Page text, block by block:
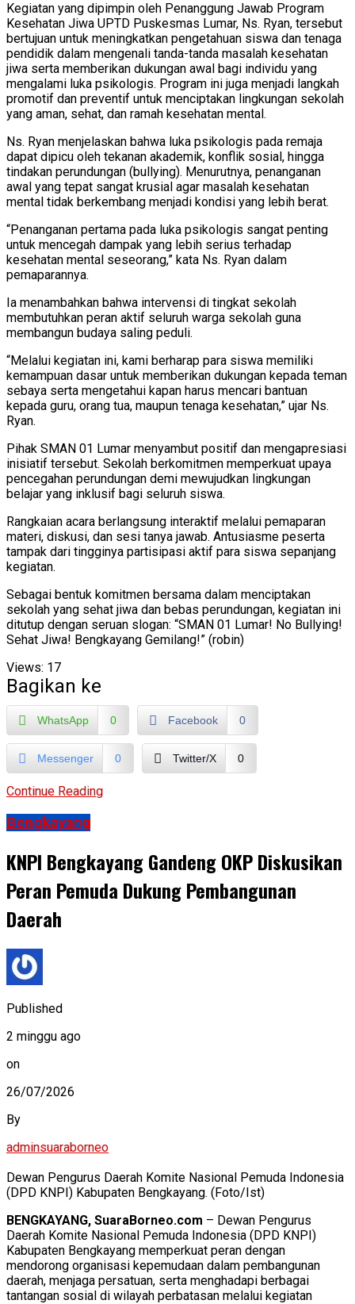
Kegiatan yang dipimpin oleh Penanggung Jawab Program
Kesehatan Jiwa UPTD Puskesmas Lumar, Ns. Ryan, tersebut
bertujuan untuk meningkatkan pengetahuan siswa dan tenaga
pendidik dalam mengenali tanda-tanda masalah kesehatan
jiwa serta memberikan dukungan awal bagi individu yang
mengalami luka psikologis. Program ini juga menjadi langkah
promotif dan preventif untuk menciptakan lingkungan sekolah
yang aman, sehat, dan ramah kesehatan mental.
Ns. Ryan menjelaskan bahwa luka psikologis pada remaja
dapat dipicu oleh tekanan akademik, konflik sosial, hingga
tindakan perundungan (bullying). Menurutnya, penanganan
awal yang tepat sangat krusial agar masalah kesehatan
mental tidak berkembang menjadi kondisi yang lebih berat.
“Penanganan pertama pada luka psikologis sangat penting
untuk mencegah dampak yang lebih serius terhadap
kesehatan mental seseorang,” kata Ns. Ryan dalam
pemaparannya.
Ia menambahkan bahwa intervensi di tingkat sekolah
membutuhkan peran aktif seluruh warga sekolah guna
membangun budaya saling peduli.
“Melalui kegiatan ini, kami berharap para siswa memiliki
kemampuan dasar untuk memberikan dukungan kepada teman
sebaya serta mengetahui kapan harus mencari bantuan
kepada guru, orang tua, maupun tenaga kesehatan,” ujar Ns.
Ryan.
Pihak SMAN 01 Lumar menyambut positif dan mengapresiasi
inisiatif tersebut. Sekolah berkomitmen memperkuat upaya
pencegahan perundungan demi mewujudkan lingkungan
belajar yang inklusif bagi seluruh siswa.
Rangkaian acara berlangsung interaktif melalui pemaparan
materi, diskusi, dan sesi tanya jawab. Antusiasme peserta
tampak dari tingginya partisipasi aktif para siswa sepanjang
kegiatan.
Sebagai bentuk komitmen bersama dalam menciptakan
sekolah yang sehat jiwa dan bebas perundungan, kegiatan ini
ditutup dengan seruan slogan: “SMAN 01 Lumar! No Bullying!
Sehat Jiwa! Bengkayang Gemilang!” (robin)
Views: 17
Bagikan ke
WhatsApp 0 Facebook 0
Messenger 0 Twitter/X 0
Continue Reading
Bengkayang
KNPI Bengkayang Gandeng OKP Diskusikan
Peran Pemuda Dukung Pembangunan
Daerah
Published
2 minggu ago
on
26/07/2026
By
adminsuaraborneo
Dewan Pengurus Daerah Komite Nasional Pemuda Indonesia
(DPD KNPI) Kabupaten Bengkayang. (Foto/Ist)
BENGKAYANG, SuaraBorneo.com – Dewan Pengurus
Daerah Komite Nasional Pemuda Indonesia (DPD KNPI)
Kabupaten Bengkayang memperkuat peran dengan
mendorong organisasi kepemudaan dalam pembangunan
daerah, menjaga persatuan, serta menghadapi berbagai
tantangan sosial di wilayah perbatasan melalui kegiatan